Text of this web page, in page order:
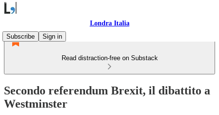
Londra Italia
Subscribe
Sign in
Read distraction-free on Substack
Secondo referendum Brexit, il dibattito a
Westminster